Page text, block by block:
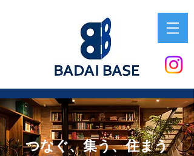
つなぐ、集う、住まう